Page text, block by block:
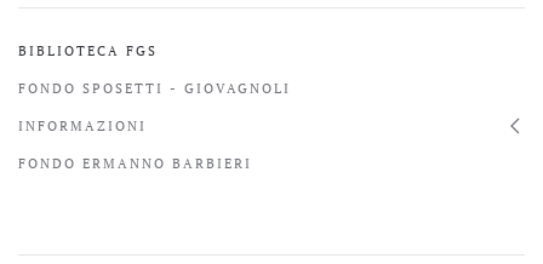
BIBLIOTECA FGS
FONDO SPOSETTI - GIOVAGNOLI
INFORMAZIONI
FONDO ERMANNO BARBIERI